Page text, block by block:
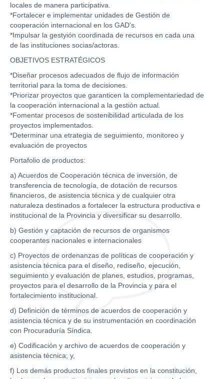
locales de manera participativa.
*Fortalecer e implementar unidades de Gestión de
cooperación internacional en los GAD's.
*Impulsar la gestyión coordinada de recursos en cada una
de las instituciones socias/actoras.
OBJETIVOS ESTRATÉGICOS
*Diseñar procesos adecuados de flujo de información
territorial para la toma de decisiones.
*Priorizar proyectos que garanticen la complementariedad de
la cooperación internacional a la gestión actual.
*Fomentar procesos de sostenibilidad articulada de los
proyectos implementados.
*Determinar una etrategia de seguimiento, monitoreo y
evaluación de proyectos
Portafolio de productos:
a) Acuerdos de Cooperación técnica de inversión, de
transferencia de tecnología, de dotación de recursos
financieros, de asistencia técnica y de cualquier otra
naturaleza destinados a fortalecer la estructura productiva e
institucional de la Provincia y diversificar su desarrollo.
b) Gestión y captación de recursos de organismos
cooperantes nacionales e internacionales
c) Proyectos de ordenanzas de políticas de cooperación y
asistencia técnica para el diseño, rediseño, ejecución,
seguimiento y evaluación de planes, estudios, programas,
proyectos para el desarrollo de la Provincia y para el
fortalecimiento institucional.
d) Definición de términos de acuerdos de cooperación y
asistencia técnica y de su instrumentación en coordinación
con Procuraduría Síndica.
e) Codificación y archivo de acuerdos de cooperación y
asistencia técnica; y,
f) Los demás productos finales previstos en la constitución,